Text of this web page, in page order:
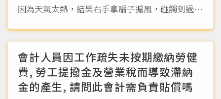
因為天氣太熱，結果右手拿扇子搧風，碰觸到過來
警，可是我已經很有禮貌，道歉了！對方就因為我
有性騷擾前科，一口咬定我是故意的，到最後警察
把我們雙方帶回派出所做...（more...）
會計人員因工作疏失未按期繳納勞健
費, 勞工提撥金及營業稅而導致滯納
金的產生, 請問此會計需負責貼償嗎